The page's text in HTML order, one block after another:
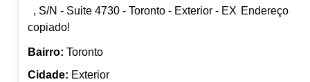
, S/N - Suite 4730 - Toronto - Exterior - EX Endereço
copiado!
Bairro: Toronto
Cidade: Exterior